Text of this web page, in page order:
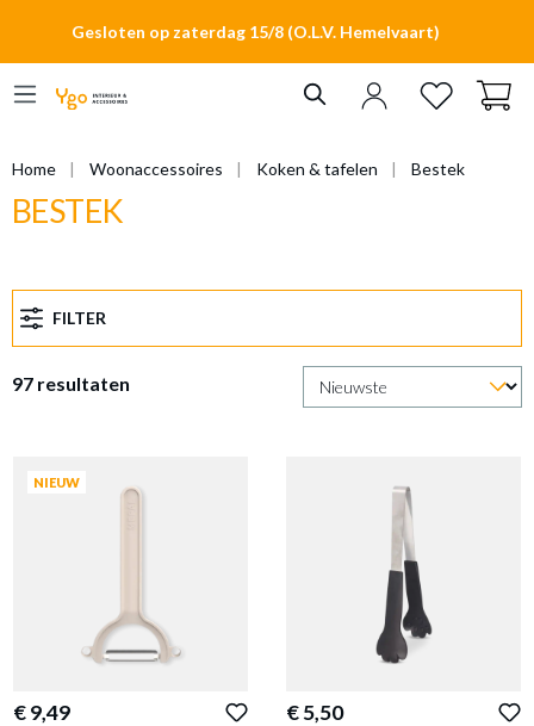
Gesloten op zaterdag 15/8 (O.L.V. Hemelvaart)
Home Woonaccessoires Koken & tafelen Bestek
BESTEK
FILTER
97 resultaten
NIEUW
€ 9,49 € 5,50